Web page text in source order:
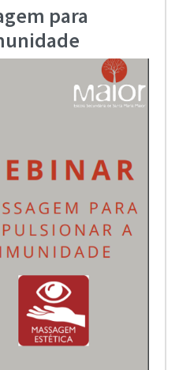
para